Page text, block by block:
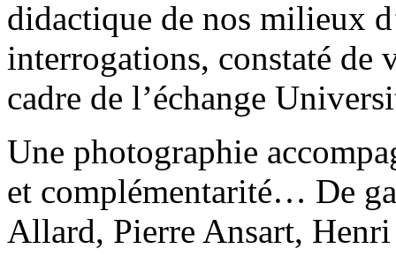
didactique de nos milieux
interrogations, constaté de
cadre de l’échange
Une photographie
et complémentarité… De
Allard, Pierre Ansart,